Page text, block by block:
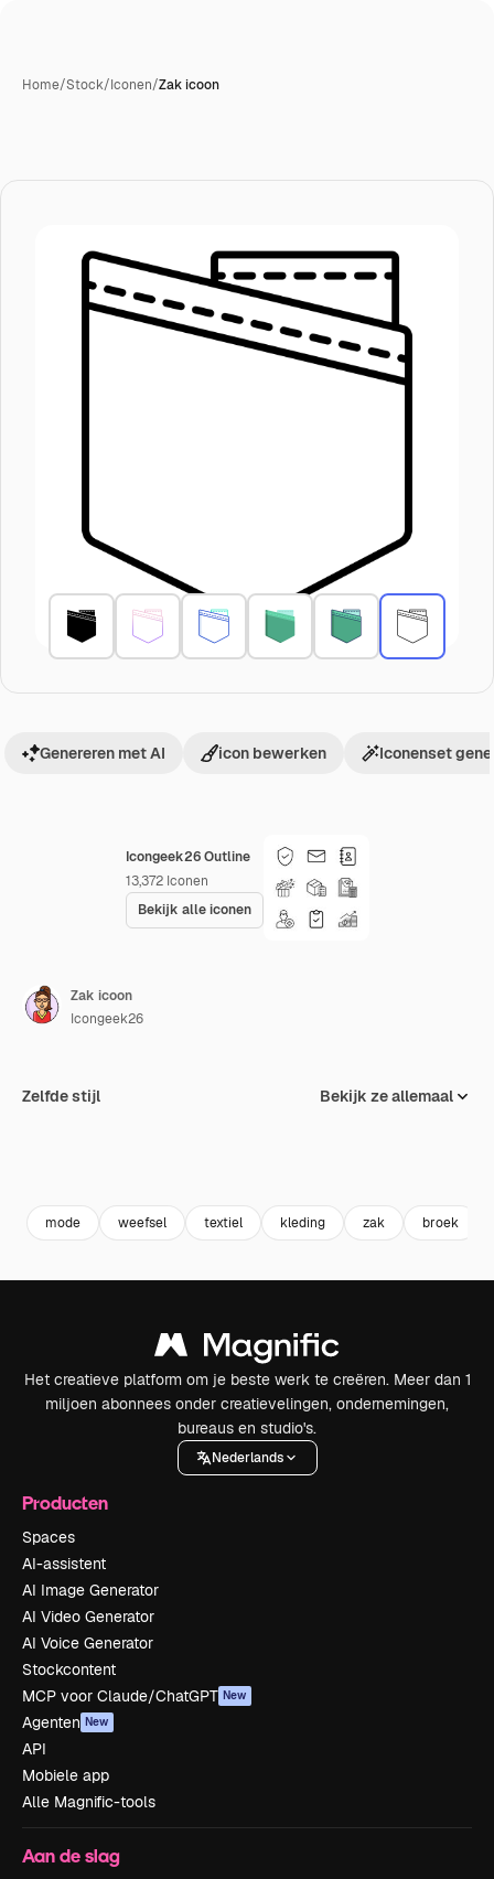
Home/Stock/Iconen/Zak icoon
Icongeek26 Outline
13,372 Iconen
Bekijk alle iconen
Genereren met AI icon bewerken Iconenset
Zak icoon
Icongeek26
Zelfde stijl Bekijk ze allemaal
mode weefsel textiel kleding zak broek
Het creatieve platform om je beste werk te creëren. Meer dan 1
miljoen abonnees onder creatievelingen, ondernemingen,
bureaus en studio's.
Nederlands
Producten
Spaces
AI-assistent
AI Image Generator
AI Video Generator
AI Voice Generator
Stockcontent
MCP voor Claude/ChatGPT New
Agenten New
API
Mobiele app
Alle Magnific-tools
Aan de slag